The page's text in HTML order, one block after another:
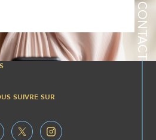
CONTACT
SUIVRE SUR